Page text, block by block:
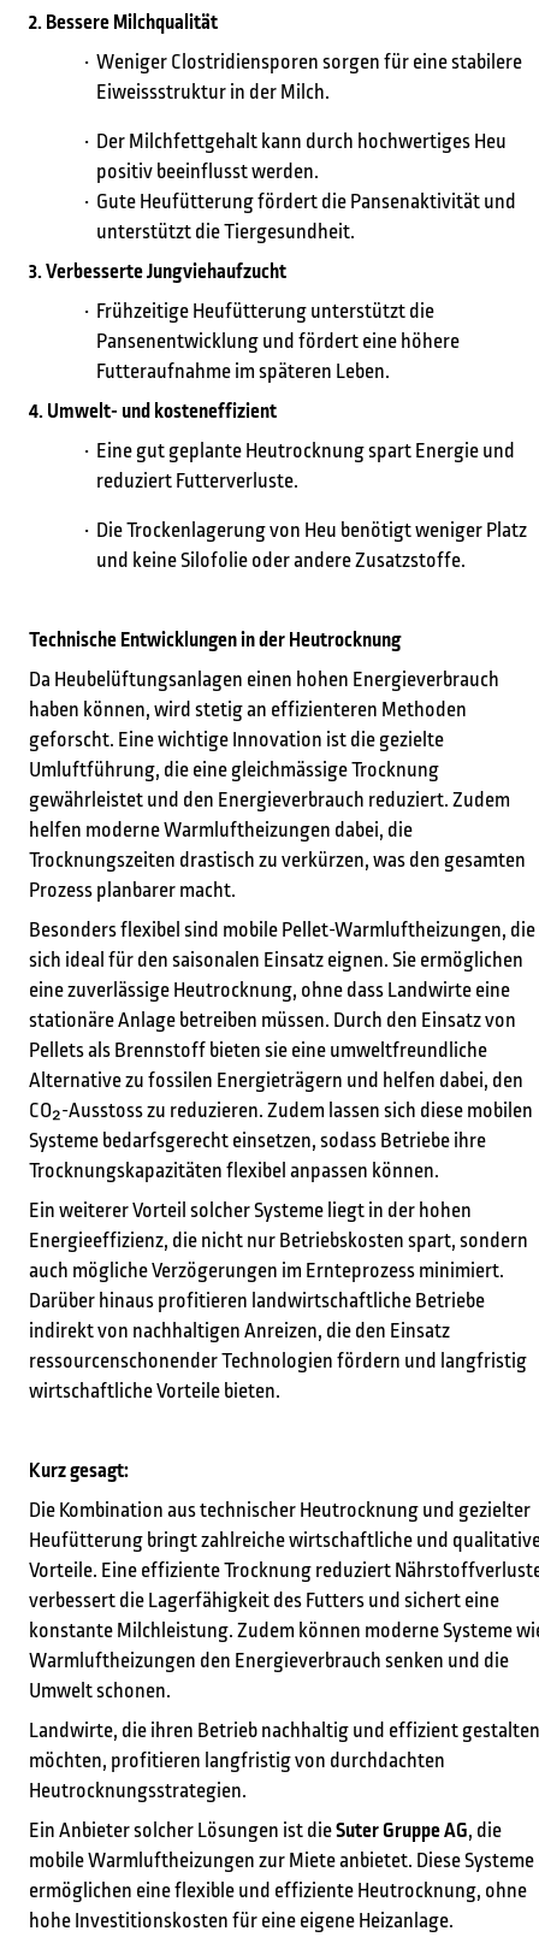
Was möchten Sie finden?
Suchen Sie etwas?
2. Bessere Milchqualität
Weniger Clostridiensporen sorgen für eine stabilere
Eiweissstruktur in der Milch.
Der Milchfettgehalt kann durch hochwertiges Heu
positiv beeinflusst werden.
Gute Heufütterung fördert die Pansenaktivität und
unterstützt die Tiergesundheit.
3. Verbesserte Jungviehaufzucht
Frühzeitige Heufütterung unterstützt die
Pansenentwicklung und fördert eine höhere
Futteraufnahme im späteren Leben.
4. Umwelt- und kosteneffizient
Eine gut geplante Heutrocknung spart Energie und
reduziert Futterverluste.
Die Trockenlagerung von Heu benötigt weniger Platz
und keine Silofolie oder andere Zusatzstoffe.
Technische Entwicklungen in der Heutrocknung
Da Heubelüftungsanlagen einen hohen Energieverbrauch
haben können, wird stetig an effizienteren Methoden
geforscht. Eine wichtige Innovation ist die gezielte
Umluftführung, die eine gleichmässige Trocknung
gewährleistet und den Energieverbrauch reduziert. Zudem
helfen moderne Warmluftheizungen dabei, die
Trocknungszeiten drastisch zu verkürzen, was den gesamten
Prozess planbarer macht.
Besonders flexibel sind mobile Pellet-Warmluftheizungen, die
sich ideal für den saisonalen Einsatz eignen. Sie ermöglichen
eine zuverlässige Heutrocknung, ohne dass Landwirte eine
stationäre Anlage betreiben müssen. Durch den Einsatz von
Pellets als Brennstoff bieten sie eine umweltfreundliche
Alternative zu fossilen Energieträgern und helfen dabei, den
CO₂-Ausstoss zu reduzieren. Zudem lassen sich diese mobilen
Systeme bedarfsgerecht einsetzen, sodass Betriebe ihre
Trocknungskapazitäten flexibel anpassen können.
Ein weiterer Vorteil solcher Systeme liegt in der hohen
Energieeffizienz, die nicht nur Betriebskosten spart, sondern
auch mögliche Verzögerungen im Ernteprozess minimiert.
Darüber hinaus profitieren landwirtschaftliche Betriebe
indirekt von nachhaltigen Anreizen, die den Einsatz
ressourcenschonender Technologien fördern und langfristig
wirtschaftliche Vorteile bieten.
Kurz gesagt:
Die Kombination aus technischer Heutrocknung und gezielter
Heufütterung bringt zahlreiche wirtschaftliche und
Vorteile. Eine effiziente Trocknung reduziert
verbessert die Lagerfähigkeit des Futters und sichert eine
konstante Milchleistung. Zudem können moderne Systeme
Warmluftheizungen den Energieverbrauch senken und die
Umwelt schonen.
Landwirte, die ihren Betrieb nachhaltig und effizient gestalten
möchten, profitieren langfristig von durchdachten
Heutrocknungsstrategien.
Ein Anbieter solcher Lösungen ist dieSuter Gruppe AG, die
mobile Warmluftheizungen zur Miete anbietet. Diese Systeme
ermöglichen eine flexible und effiziente Heutrocknung, ohne
hohe Investitionskosten für eine eigene Heizanlage.